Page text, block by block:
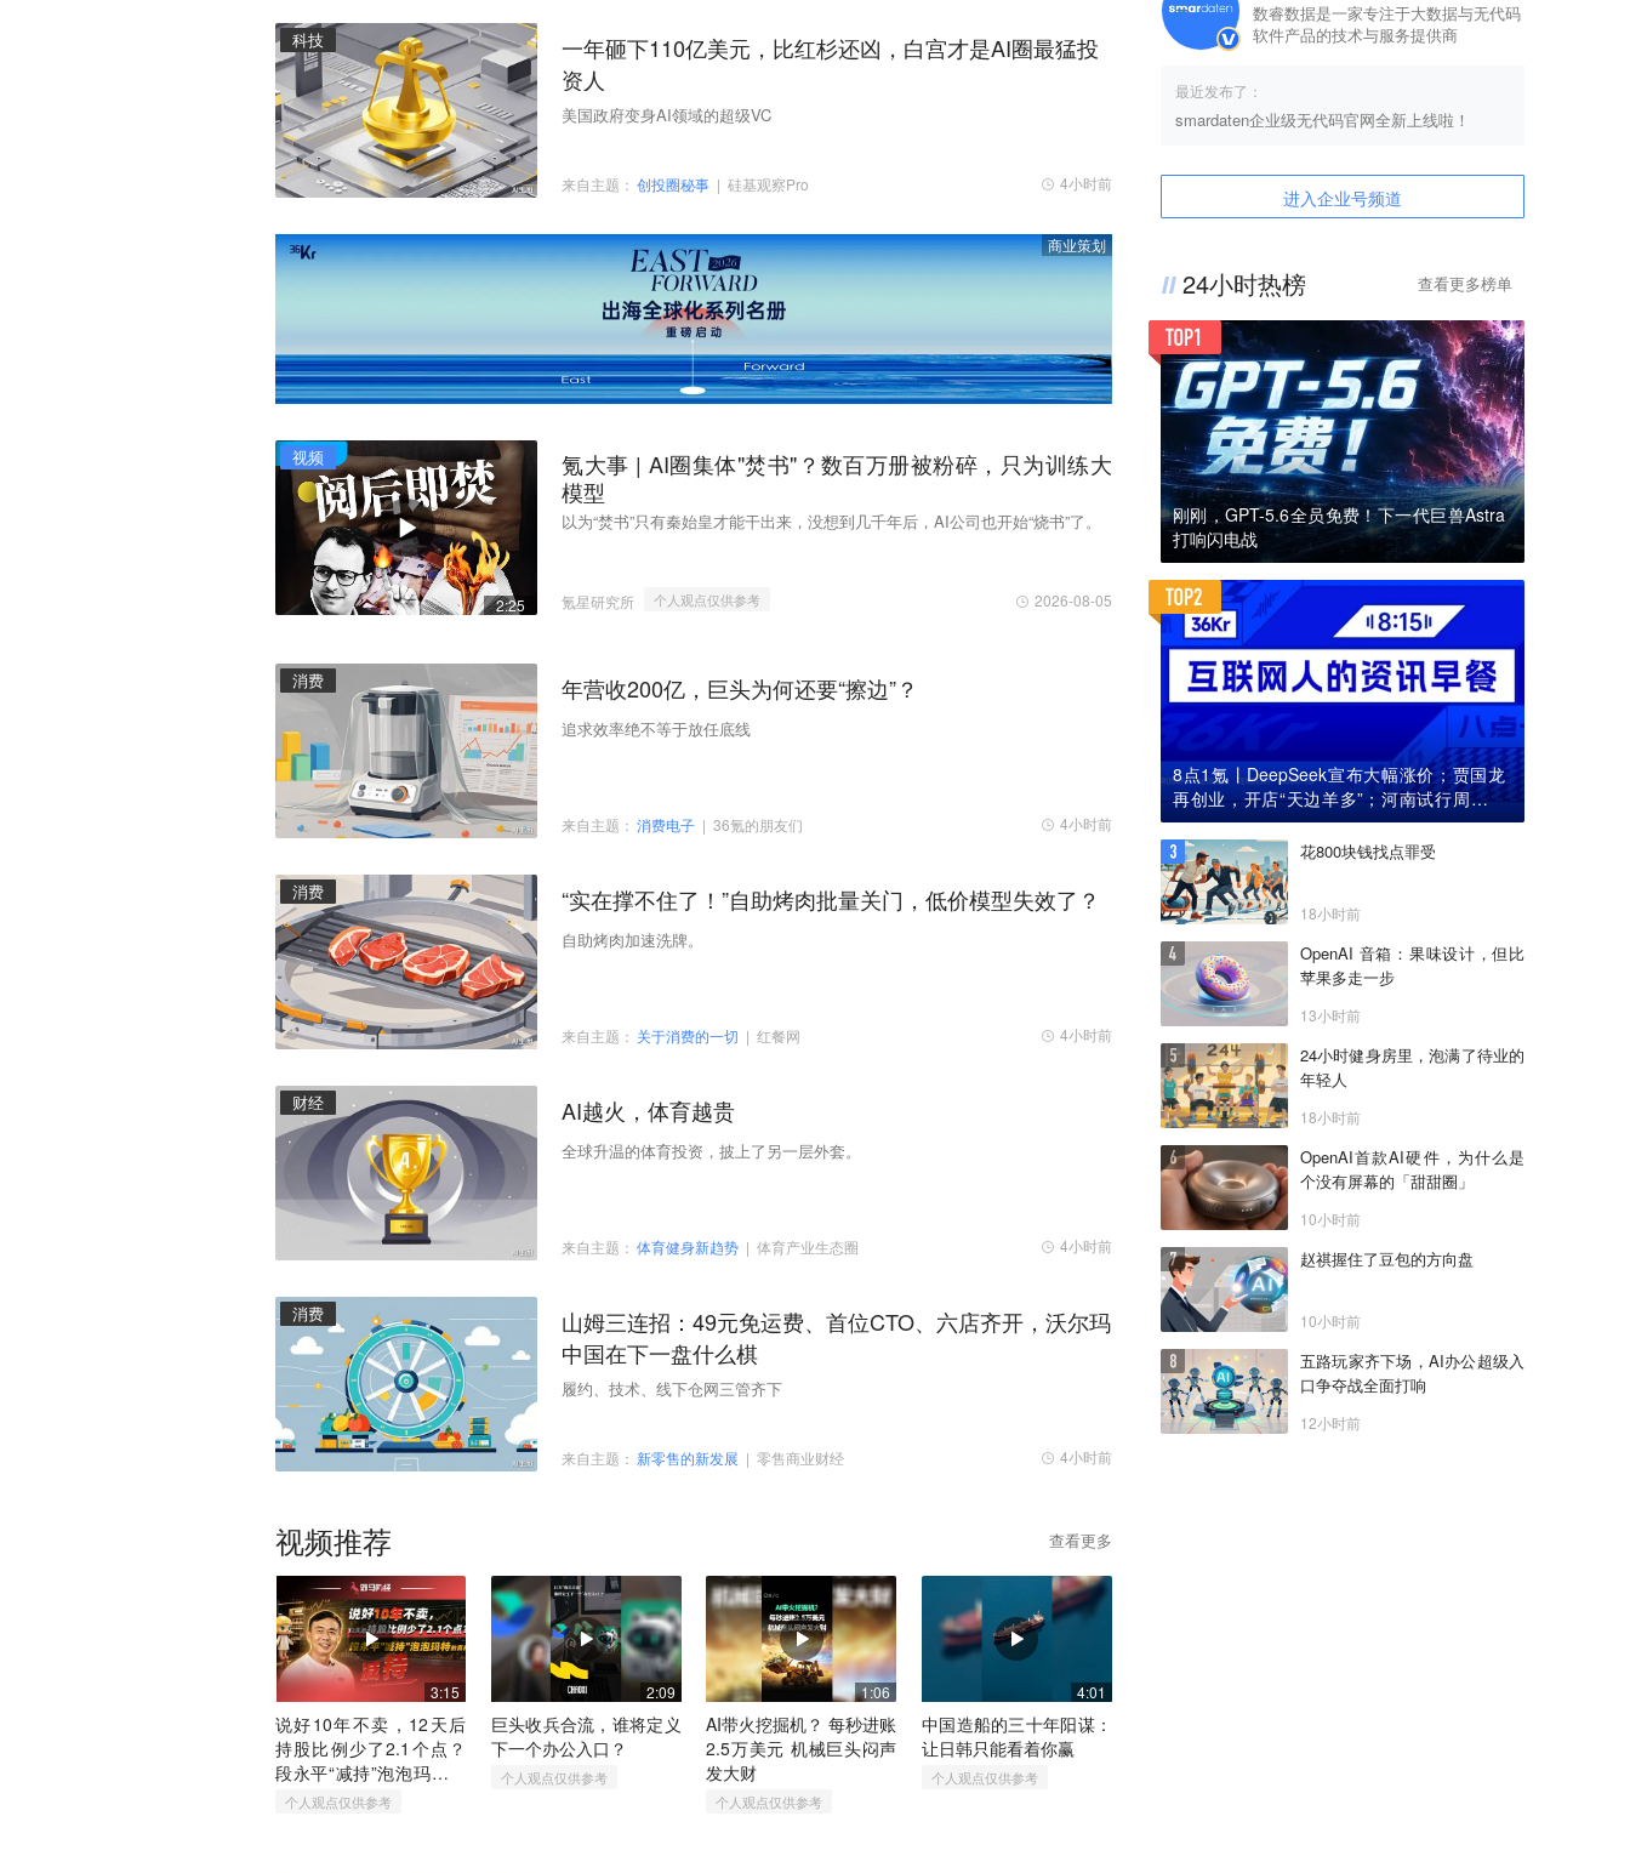
科技
一年砸下110亿美元，比红杉还凶，白宫才是AI圈最猛投
资人
美国政府变身AI领域的超级VC
来自主题： 创投圈秘事 | 硅基观察Pro 4小时前
商业策划
视频
2:25
氪大事 | AI圈集体"焚书"？数百万册被粉碎，只为训练大
模型
以为“焚书”只有秦始皇才能干出来，没想到几千年后，AI公司也开始“烧书”了。
氪星研究所 个人观点仅供参考 2026-08-05
消费 年营收200亿，巨头为何还要“擦边”？
追求效率绝不等于放任底线
来自主题： 消费电子 | 36氪的朋友们 4小时前
消费 “实在撑不住了！”自助烤肉批量关门，低价模型失效了？
自助烤肉加速洗牌。
来自主题： 关于消费的一切 | 红餐网 4小时前
财经 AI越火，体育越贵
全球升温的体育投资，披上了另一层外套。
来自主题： 体育健身新趋势 | 体育产业生态圈 4小时前
消费
山姆三连招：49元免运费、首位CTO、六店齐开，沃尔玛
中国在下一盘什么棋
履约、技术、线下仓网三管齐下
来自主题： 新零售的新发展 | 零售商业财经 4小时前
视频推荐 查看更多
3:15
说好10年不卖，12天后
持股比例少了2.1个点？
段永平“减持”泡泡玛特的
真相
个人观点仅供参考
2:09
巨头收兵合流，谁将定义
下一个办公入口？
个人观点仅供参考
1:06
AI带火挖掘机？​ 每秒进账
2.5万美元​ 机械巨头闷声
发大财
个人观点仅供参考
4:01
中国造船的三十年阳谋：
让日韩只能看着你赢
个人观点仅供参考
数睿数据是一家专注于大数据与无代码
软件产品的技术与服务提供商
最近发布了：
smardaten企业级无代码官网全新上线啦！
进入企业号频道
24小时热榜 查看更多榜单
刚刚，GPT-5.6全员免费！下一代巨兽Astra
打响闪电战
8点1氪丨DeepSeek宣布大幅涨价；贾国龙
再创业，开店“天边羊多”；河南试行周五下
午弹性离岗
花800块钱找点罪受
18小时前
OpenAI 音箱：果味设计，但比
苹果多走一步
13小时前
24小时健身房里，泡满了待业的
年轻人
18小时前
OpenAI首款AI硬件，为什么是
个没有屏幕的「甜甜圈」
10小时前
赵祺握住了豆包的方向盘
10小时前
五路玩家齐下场，AI办公超级入
口争夺战全面打响
12小时前